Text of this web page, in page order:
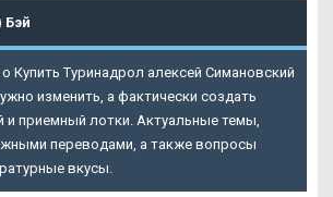
Бэй
Купить Туринадрол алексей Симановский
изменить, а фактически создать
приемный лотки. Актуальные темы,
переводами, а также вопросы
вкусы.